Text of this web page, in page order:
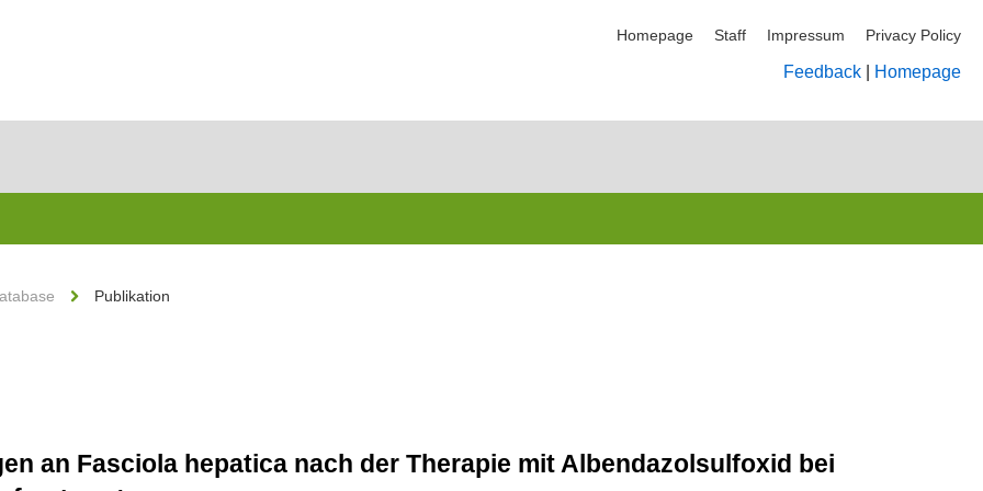
Homepage Staff Impressum Privacy Policy
Feedback Homepage
Publikation
an Fasciola hepatica nach der Therapie mit Albendazolsulfoxid bei